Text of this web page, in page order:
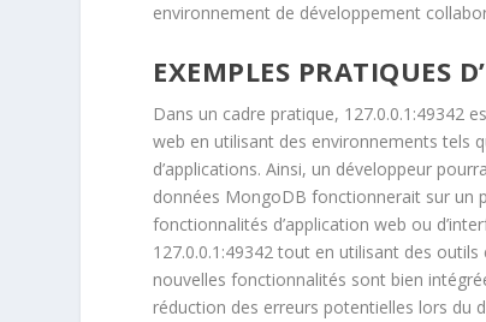
environnement de développement
EXEMPLES PRATIQUES
Dans un cadre pratique, 127.0.0.1:49342
web en utilisant des environnements tels
d’applications. Ainsi, un développeur
données MongoDB fonctionnerait sur un
fonctionnalités d’application web ou
127.0.0.1:49342 tout en utilisant des
nouvelles fonctionnalités sont bien
réduction des erreurs potentielles lors du